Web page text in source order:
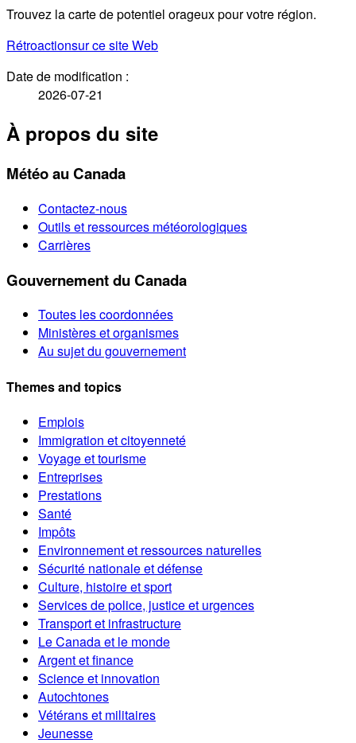
Trouvez la carte de potentiel orageux pour votre région.
Rétroactionsur ce site Web
Date de modification :
2026-07-21
À propos du site
Météo au Canada
Contactez-nous
Outils et ressources météorologiques
Carrières
Gouvernement du Canada
Toutes les coordonnées
Ministères et organismes
Au sujet du gouvernement
Themes and topics
Emplois
Immigration et citoyenneté
Voyage et tourisme
Entreprises
Prestations
Santé
Impôts
Environnement et ressources naturelles
Sécurité nationale et défense
Culture, histoire et sport
Services de police, justice et urgences
Transport et infrastructure
Le Canada et le monde
Argent et finance
Science et innovation
Autochtones
Vétérans et militaires
Jeunesse